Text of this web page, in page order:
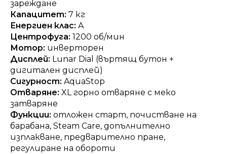
зареждане
Капацитет: 7 кг
Енергиен клас: A
Центрофуга: 1200 об/мин
Мотор: инверторен
Дисплей: Lunar Dial (въртящ бутон +
дигитален дисплей)
Сигурност: AquaStop
Отваряне: XL горно отваряне с меко
затваряне
Функции: отложен старт, почистване на
барабана, Steam Care, допълнително
изплакване, предварително пране,
регулиране на обороти